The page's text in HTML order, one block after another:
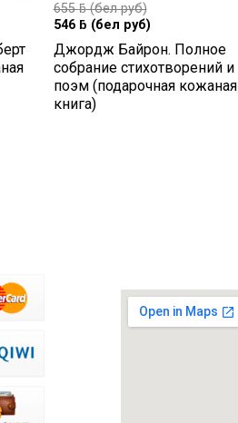
655ƃ(бел руб)
546 ƃ (бел руб)
Джордж Байрон. Полное
собрание стихотворений и
поэм (подарочная кожаная
книга)